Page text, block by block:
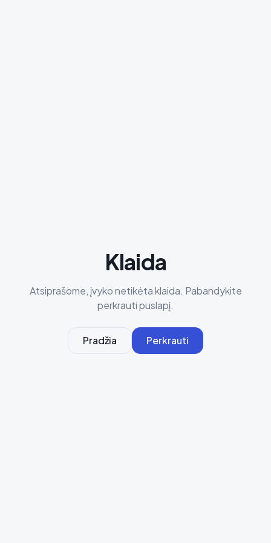
Klaida
Atsiprašome, įvyko netikėta klaida. Pabandykite
perkrauti puslapį.
Pradžia Perkrauti